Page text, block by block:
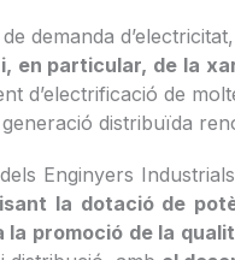
demanda
particular, de la
d’electrificació de
distribuïda
Enginyers
la dotació de
promoció de la